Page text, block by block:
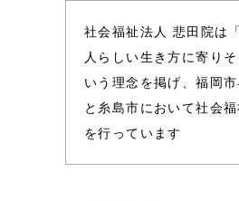
社会福祉法人 悲田院は
人らしい生き方に寄りそ
いう理念を掲げ、福岡
と糸島市において社会
を行っています